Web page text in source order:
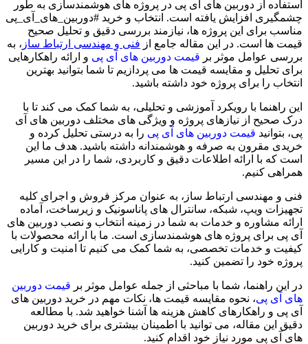
استفاده از دوربین های آی پی در پروژه های هوشمندسازی به طور
چشمگیری افزایش یافته است. انتخاب و خرید #دوربین_های_آی_پی
مناسب برای این پروژه ها، نیازمند بررسی دقیق و تحلیل صحیح
قیمت ها است. در این مقاله جامع از فنی و مهندسی ارتباط ساز ، به
بررسی عوامل موثر بر قیمت دوربین های آی پی و ارائه راهکارهایی
برای تحلیل و مقایسه قیمت ها می پردازیم تا شما بتوانید بهترین
انتخاب را برای پروژه خود داشته باشید.
این راهنما با رویکرد آموزشی و تحلیلی، به شما کمک می کند تا با
درک صحیح از نیازهای پروژه و ویژگی های مختلف دوربین های آی
پی، بتوانید قیمت دوربین های آی پی را به درستی تحلیل کرده و
خریدی مقرون به صرفه و هوشمندانه داشته باشید. هدف ما این
است که با ارائه اطلاعات دقیق و کاربردی، شما را در این مسیر
همراهی کنیم.
فنی و مهندسی ارتباط ساز، به عنوان مرکز فروش و اجرای کلیه
تجهیزات ویپ، شبکه، سانترال های پاناسونیک و زیرساخت، آماده
ارائه مشاوره و خدمات به شما در زمینه انتخاب و نصب دوربین های
آی پی برای پروژه های هوشمندسازی است. ما با ارائه محصولات با
کیفیت و خدمات تخصصی، به شما کمک می کنیم تا امنیت و کارایی
پروژه خود را تضمین کنید.
در این راهنما، شما با مباحثی از جمله عوامل موثر بر قیمت دوربین
های آی پی، نحوه مقایسه قیمت ها، نکات مهم در خرید دوربین های
آی پی و راهکارهای کاهش هزینه ها آشنا خواهید شد. با مطالعه
دقیق این مقاله، می توانید با اطمینان بیشتری برای خرید دوربین
های آی پی مورد نیاز خود اقدام کنید.